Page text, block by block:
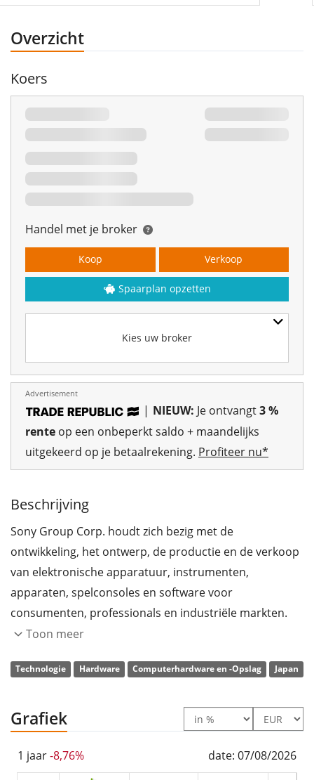
Overzicht
Koers
Handel met je broker
Kies uw broker
Koop Verkoop
Spaarplan opzetten
Advertisement
| NIEUW: Je ontvangt3 %
rente op een onbeperkt saldo + maandelijks
uitgekeerd op je betaalrekening. Profiteer nu*
Beschrijving
Sony Group Corp. houdt zich bezig met de
ontwikkeling, het ontwerp, de productie en de verkoop
van elektronische apparatuur, instrumenten,
apparaten, spelconsoles en software voor
consumenten, professionals en industriële markten.
Het bedrijf is actief via de volgende segmenten: Game
Entertainment en Geluid, Beeldvormingsproducten en
Financiële diensten en Overige. Het segment Game and
Network Services houdt zich bezig met
speelautomaten, software en netwerkdiensten. Het
segment Muziek produceert en publiceert muziek en
Toon meer
Technologie Hardware Computerhardware en -Opslag Japan
Grafiek
1 jaar-8,76% date: 07/08/2026